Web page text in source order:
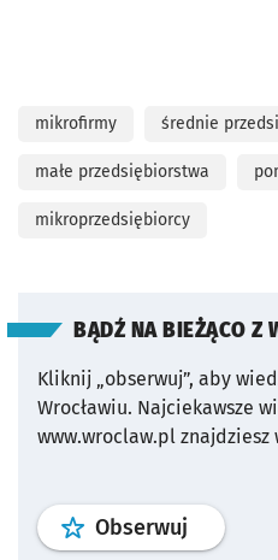
mikrofirmy średnie
małe przedsiębiorstwa
mikroprzedsiębiorcy
BĄDŹ NA BIEŻĄCO Z
Kliknij „obserwuj”, aby
Wrocławiu. Najciekawsze
www.wroclaw.pl znajdziesz
Obserwuj profil